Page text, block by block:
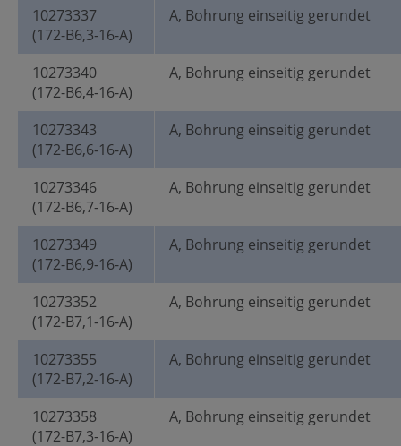
10273337
(172-B6,3-16-A)
A, Bohrung einseitig gerundet
10273340
(172-B6,4-16-A)
A, Bohrung einseitig gerundet
10273343
(172-B6,6-16-A)
A, Bohrung einseitig gerundet
10273346
(172-B6,7-16-A)
A, Bohrung einseitig gerundet
10273349
(172-B6,9-16-A)
A, Bohrung einseitig gerundet
10273352
(172-B7,1-16-A)
A, Bohrung einseitig gerundet
10273355
(172-B7,2-16-A)
A, Bohrung einseitig gerundet
10273358
(172-B7,3-16-A)
A, Bohrung einseitig gerundet